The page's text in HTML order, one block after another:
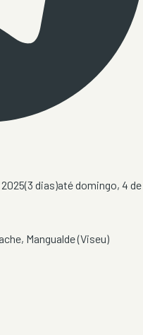
(3 dias)atédomingo, 4 de
, Mangualde(Viseu)